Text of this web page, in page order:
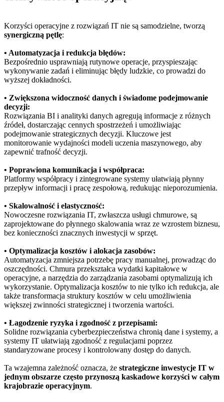
Korzyści operacyjne z rozwiązań IT nie są samodzielne, tworzą
synergiczną pętlę:
• Automatyzacja i redukcja błędów:
Bezpośrednio usprawniają rutynowe operacje, przyspieszając
wykonywanie zadań i eliminując błędy ludzkie, co prowadzi do
wyższej dokładności.
• Zwiększona widoczność danych i świadome podejmowanie
decyzji:
Rozwiązania BI i analityki danych agregują informacje z różnych
źródeł, dostarczając cennych spostrzeżeń i umożliwiając
podejmowanie strategicznych decyzji. Kluczowe jest
monitorowanie wydajności modeli uczenia maszynowego, aby
zapewnić trafność decyzji.
• Poprawiona komunikacja i współpraca:
Platformy współpracy i zintegrowane systemy ułatwiają płynny
przepływ informacji i pracę zespołową, redukując nieporozumienia.
• Skalowalność i elastyczność:
Nowoczesne rozwiązania IT, zwłaszcza usługi chmurowe, są
zaprojektowane do płynnego skalowania wraz ze wzrostem biznesu,
bez konieczności znacznych inwestycji w sprzęt.
• Optymalizacja kosztów i alokacja zasobów:
Automatyzacja zmniejsza potrzebę pracy manualnej, prowadząc do
oszczędności. Chmura przekształca wydatki kapitałowe w
operacyjne, a narzędzia do zarządzania zasobami optymalizują ich
wykorzystanie. Optymalizacja kosztów to nie tylko ich redukcja, ale
także transformacja struktury kosztów w celu umożliwienia
większej zwinności strategicznej i tworzenia wartości.
• Łagodzenie ryzyka i zgodność z przepisami:
Solidne rozwiązania cyberbezpieczeństwa chronią dane i systemy, a
systemy IT ułatwiają zgodność z regulacjami poprzez
standaryzowane procesy i kontrolowany dostęp do danych.
Ta wzajemna zależność oznacza, że strategiczne inwestycje IT w
jednym obszarze często przynoszą kaskadowe korzyści w całym
krajobrazie operacyjnym.